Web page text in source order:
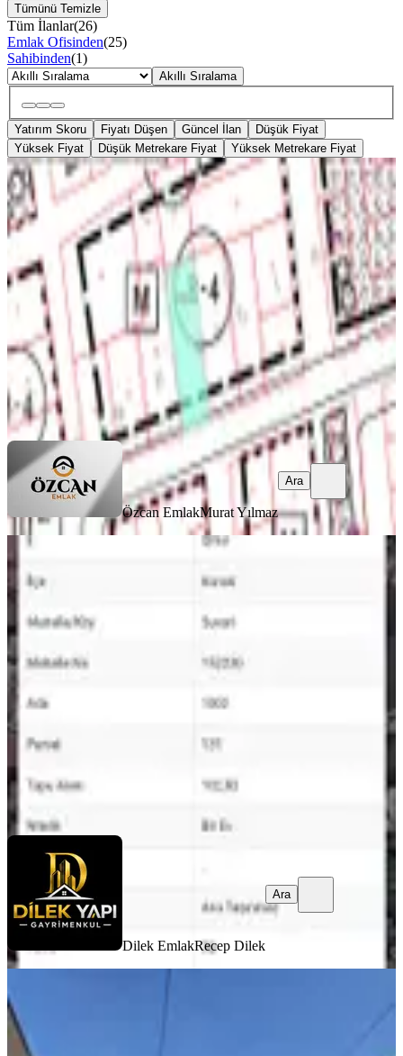
Tümünü Temizle
Tüm İlanlar(26)
Emlak Ofisinden(25)
Sahibinden(1)
Akıllı Sıralama
Yatırım Skoru Fiyatı Düşen Güncel İlan
Düşük Fiyat
Yüksek Fiyat
Düşük Metrekare Fiyat Yüksek Metrekare Fiyat
YOLA YAKIN
İzmir Konak Hilal Mahallesinde
Satılık Arsa
Konak, Hilal Mahallesi
200 m²·27.500/m² ·30.07.2026
5.500.000 ₺
Özcan Emlak Murat Yılmaz
Ara
Özcan EmlakMurat Yılmaz
Ara
YOLA YAKIN
Arsa Acil Satılık
Konak, Süvari Mahallesi
Dilek EmlakRecep Dilek
Ara
Dilek EmlakRecep Dilek
Ara